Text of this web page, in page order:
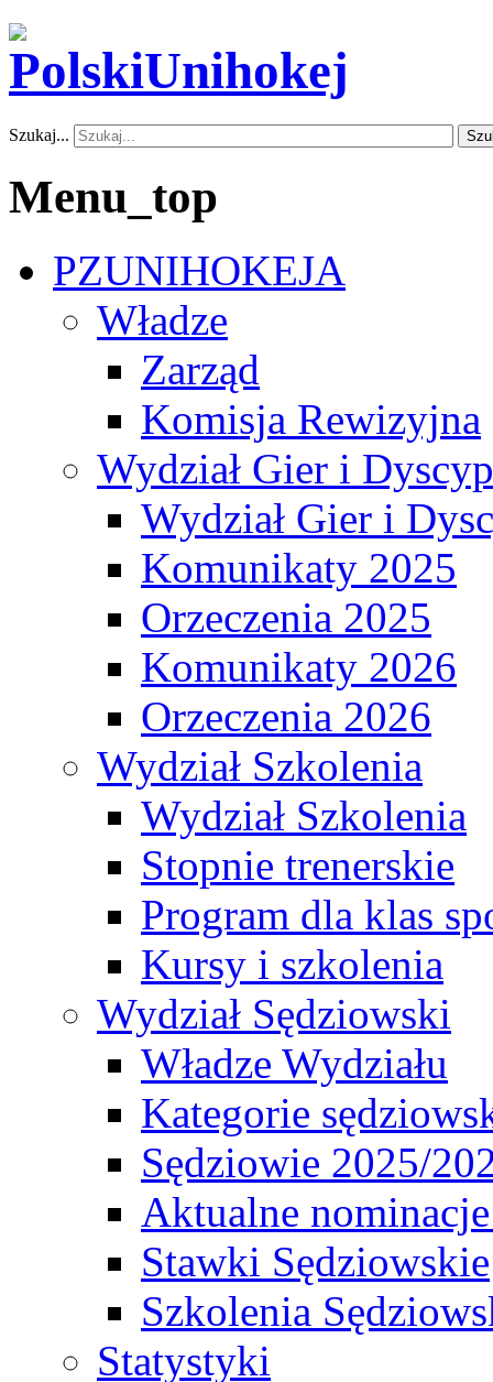
Szukaj...
Menu_top
PZUNIHOKEJA
Władze
Zarząd
Komisja Rewizyjna
Wydział Gier i
Wydział Gier i
Komunikaty 2025
Orzeczenia 2025
Komunikaty 2026
Orzeczenia 2026
Wydział Szkolenia
Wydział Szkolenia
Stopnie trenerskie
Program dla klas
Kursy i szkolenia
Wydział Sędziowski
Władze Wydziału
Kategorie
Sędziowie 2025/
Aktualne
Stawki Sędziowskie
Szkolenia
Statystyki